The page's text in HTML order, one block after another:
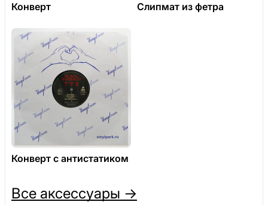
Конверт Слипмат из фетра
Конверт с антистатиком
Все аксессуары →